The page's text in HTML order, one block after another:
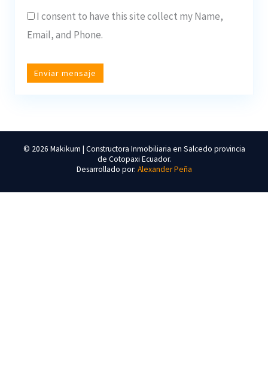
I consent to have this site collect my Name,
Email, and Phone.
Enviar mensaje
© 2026 Makikum | Constructora Inmobiliaria en Salcedo provincia
de Cotopaxi Ecuador.
Desarrollado por: Alexander Peña